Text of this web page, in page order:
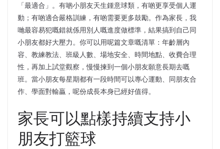
「最適合」。有啲小朋友天生鍾意球類，有啲更享受個人運
動；有啲適合嚴格訓練，有啲需要更多鼓勵。作為家長，我
哋最容易犯嘅錯就係用別人嘅進度做標準，結果搞到自己同
小朋友都好大壓力。你可以用呢篇文章嘅清單：年齡層內
容、教練教法、班級人數、場地安全、時間地點、收費合理
性，再加上試堂觀察，慢慢揀到一個小朋友願意長期去嘅
班。當小朋友每星期都有一段時間可以專心運動、同朋友合
作、學面對輸贏，呢份成長本身已經好值得。
家長可以點樣持續支持小
朋友打籃球